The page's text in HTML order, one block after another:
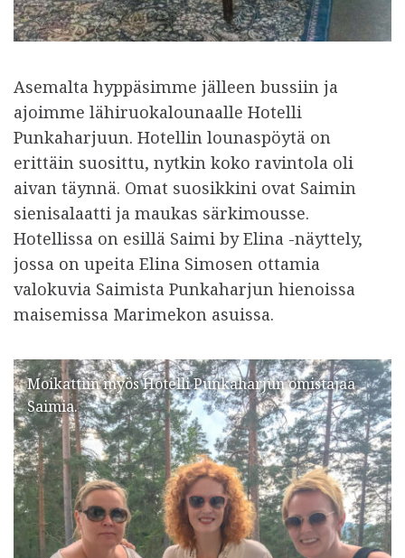
Asemalta hyppäsimme jälleen bussiin ja
ajoimme lähiruokalounaalle Hotelli
Punkaharjuun. Hotellin lounaspöytä on
erittäin suosittu, nytkin koko ravintola oli
aivan täynnä. Omat suosikkini ovat Saimin
sienisalaatti ja maukas särkimousse.
Hotellissa on esillä Saimi by Elina -näyttely,
jossa on upeita Elina Simosen ottamia
valokuvia Saimista Punkaharjun hienoissa
maisemissa Marimekon asuissa.
Moikattiin myös Hotelli Punkaharjun omistajaa
Saimia.